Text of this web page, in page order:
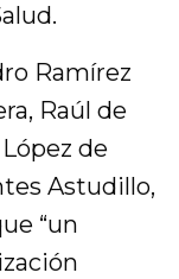
Ramírez
Raúl de
de
Astudillo,
“un